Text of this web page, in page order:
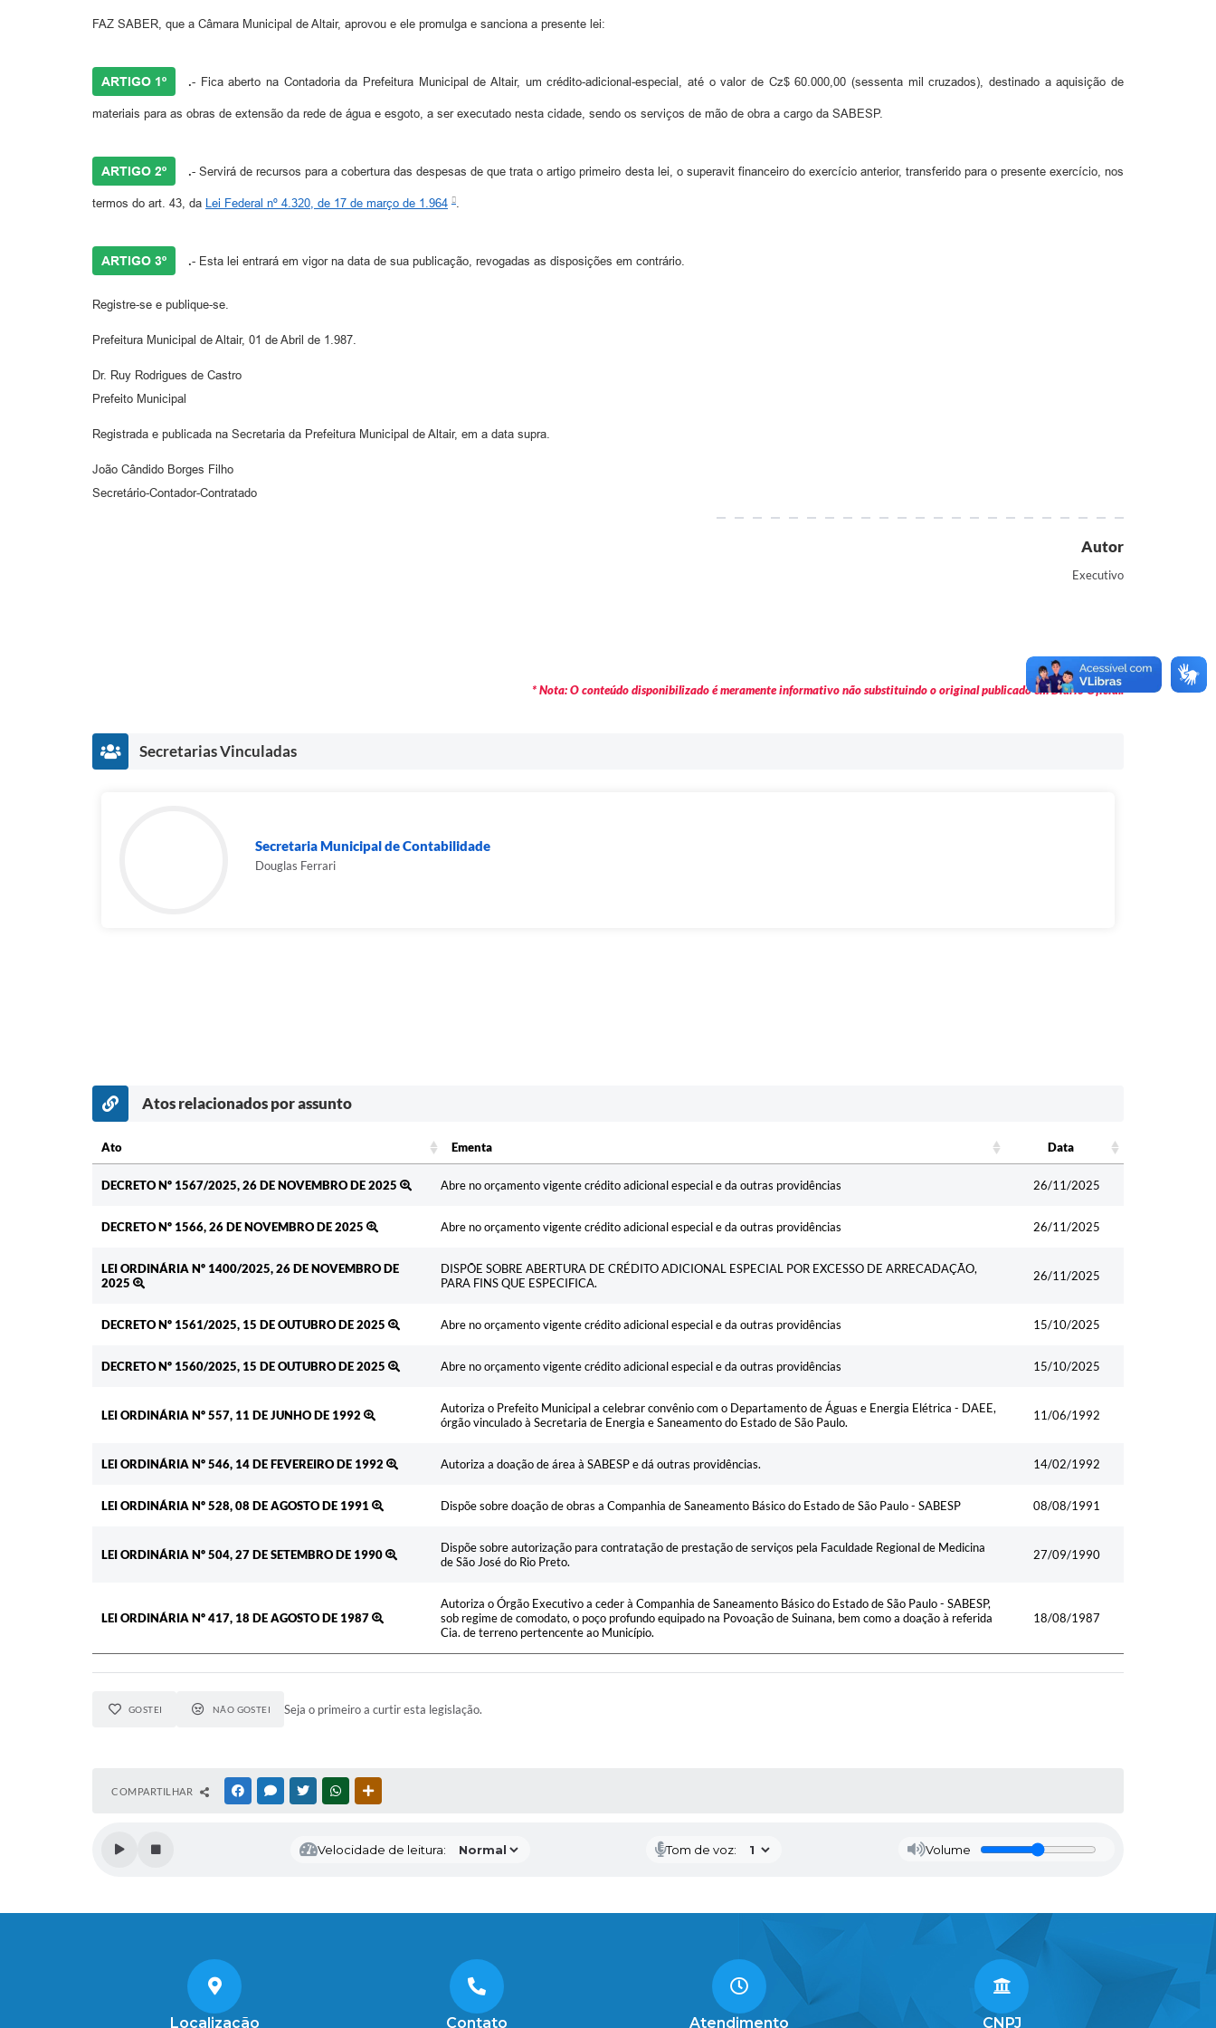
FAZ SABER, que a Câmara Municipal de Altair, aprovou e ele promulga e sanciona a presente lei:
ARTIGO 1º .- Fica aberto na Contadoria da Prefeitura Municipal de Altair, um crédito-adicional-especial, até o valor de Cz$ 60.000,00 (sessenta mil cruzados), destinado a aquisição de
materiais para as obras de extensão da rede de água e esgoto, a ser executado nesta cidade, sendo os serviços de mão de obra a cargo da SABESP.
ARTIGO 2º .- Servirá de recursos para a cobertura das despesas de que trata o artigo primeiro desta lei, o superavit financeiro do exercício anterior, transferido para o presente exercício, nos
termos do art. 43, da Lei Federal nº 4.320, de 17 de março de 1.964
ARTIGO 3º .- Esta lei entrará em vigor na data de sua publicação, revogadas as disposições em contrário.
Registre-se e publique-se.
Prefeitura Municipal de Altair, 01 de Abril de 1.987.
Dr. Ruy Rodrigues de Castro
Prefeito Municipal
Registrada e publicada na Secretaria da Prefeitura Municipal de Altair, em a data supra.
João Cândido Borges Filho
Secretário-Contador-Contratado
Autor
Executivo
* Nota: O conteúdo disponibilizado é meramente informativo não substituindo o original publicado em Diário Oficial.
Secretarias Vinculadas
Secretaria Municipal de Contabilidade
Douglas Ferrari
Atos relacionados por assunto
Ato Ementa
Data
DECRETO Nº 1567/2025, 26 DE NOVEMBRO DE 2025
Abre no orçamento vigente crédito adicional especial e da outras providências 26/11/2025
DECRETO Nº 1566, 26 DE NOVEMBRO DE 2025 Abre no orçamento vigente crédito adicional especial e da outras providências 26/11/2025
LEI ORDINÁRIA Nº 1400/2025, 26 DE NOVEMBRO DE
2025
DISPÕE SOBRE ABERTURA DE CRÉDITO ADICIONAL ESPECIAL POR EXCESSO DE ARRECADAÇÃO,
PARA FINS QUE ESPECIFICA.
26/11/2025
DECRETO Nº 1561/2025, 15 DE OUTUBRO DE 2025 Abre no orçamento vigente crédito adicional especial e da outras providências 15/10/2025
DECRETO Nº 1560/2025, 15 DE OUTUBRO DE 2025 Abre no orçamento vigente crédito adicional especial e da outras providências 15/10/2025
LEI ORDINÁRIA Nº 557, 11 DE JUNHO DE 1992
Autoriza o Prefeito Municipal a celebrar convênio com o Departamento de Águas e Energia Elétrica - DAEE,
órgão vinculado à Secretaria de Energia e Saneamento do Estado de São Paulo.
11/06/1992
LEI ORDINÁRIA Nº 546, 14 DE FEVEREIRO DE 1992 Autoriza a doação de área à SABESP e dá outras providências. 14/02/1992
LEI ORDINÁRIA Nº 528, 08 DE AGOSTO DE 1991 Dispõe sobre doação de obras a Companhia de Saneamento Básico do Estado de São Paulo - SABESP 08/08/1991
LEI ORDINÁRIA Nº 504, 27 DE SETEMBRO DE 1990
Dispõe sobre autorização para contratação de prestação de serviços pela Faculdade Regional de Medicina
de São José do Rio Preto.
27/09/1990
LEI ORDINÁRIA Nº 417, 18 DE AGOSTO DE 1987
Autoriza o Órgão Executivo a ceder à Companhia de Saneamento Básico do Estado de São Paulo - SABESP,
sob regime de comodato, o poço profundo equipado na Povoação de Suinana, bem como a doação à referida
Cia. de terreno pertencente ao Município.
18/08/1987
GOSTEI NÃO GOSTEI Seja o primeiro a curtir esta legislação.
COMPARTILHAR FACEBOOKMESSENGER
TWITTERWHATSAPP
Velocidade de leitura: Tom de voz: Volume
Localização Contato Atendimento CNPJ